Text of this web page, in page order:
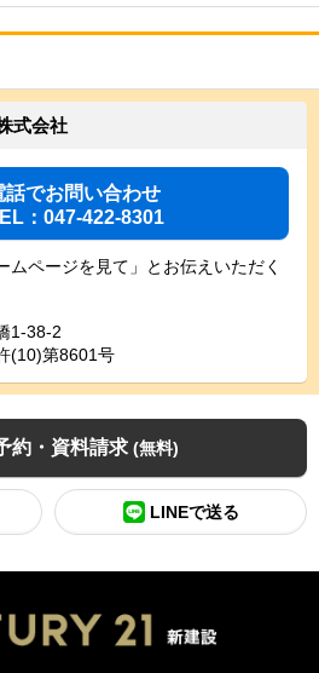
式会社
話でお問い合わせ
：047-422-8301
ムページを見て」とお伝えいただく
1-38-2
(10)第8601号
約・資料請求 (無料)
LINEで送る